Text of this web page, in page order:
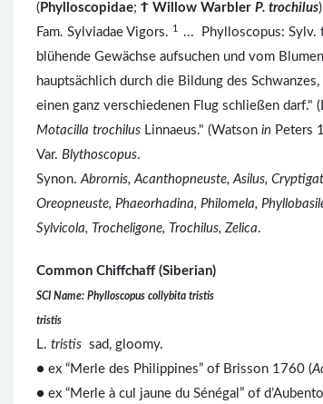
( Phylloscopidae; Ϯ Willow Warbler P. trochilus
Fam. Sylviadae Vigors. 1 ... Phylloscopus:
blühende Gewächse aufsuchen und vom
hauptsächlich durch die Bildung des
einen ganz verschiedenen Flug schließen darf."
Motacilla trochilus Linnaeus." (Watson in Peters
Var. Blythoscopus.
Synon.Abrornis, Acanthopneuste, Asilus,
Oreopneuste, Phaeorhadina, Philomela,
Sylvicola, Trocheligone, Trochilus, Zelica.
Common Chiffchaff (Siberian)
SCI Name: Phylloscopus collybita tristis
tristis
L. tristis sad, gloomy.
● ex “Merle des Philippines” of Brisson 1760 (
● ex “Merle à cul jaune du Sénégal” of